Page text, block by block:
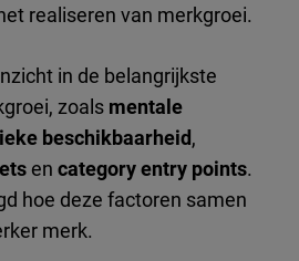
realiseren van merkgroei.
in de belangrijkste
zoals mentale
beschikbaarheid,
en category entry points.
hoe deze factoren samen
merk.